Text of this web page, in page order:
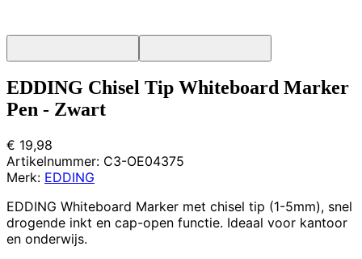
EDDING Chisel Tip Whiteboard Marker
Pen - Zwart
€ 19,98
Artikelnummer: C3-OE04375
Merk: EDDING
EDDING Whiteboard Marker met chisel tip (1-5mm), snel
drogende inkt en cap-open functie. Ideaal voor kantoor
en onderwijs.